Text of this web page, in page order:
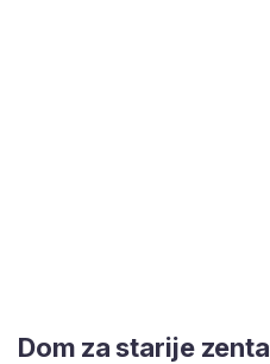
Dom za starije zenta